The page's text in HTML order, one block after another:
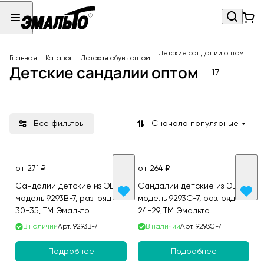
Главная Каталог Детская обувь оптом
Детские сандалии оптом
Детские сандалии оптом 17
Все фильтры Сначала популярные
от 271 ₽
Сандалии детские из ЭВА,
модель 9293B-7, раз. ряд
30-35, ТМ Эмальто
В наличииАрт. 9293B-7
Подробнее
от 264 ₽
Сандалии детские из ЭВА,
модель 9293C-7, раз. ряд
24-29, ТМ Эмальто
В наличииАрт. 9293C-7
Подробнее